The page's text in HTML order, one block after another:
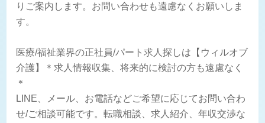
りご案内します。お問い合わせも遠慮なくお願いしま
す。
医療/福祉業界の正社員/パート求人探しは【ウィルオブ
介護】＊求人情報収集、将来的に検討の方も遠慮なく
＊
LINE、メール、お電話などご希望に応じてお問い合わ
せ/ご相談可能です。転職相談、求人紹介、年収交渉な